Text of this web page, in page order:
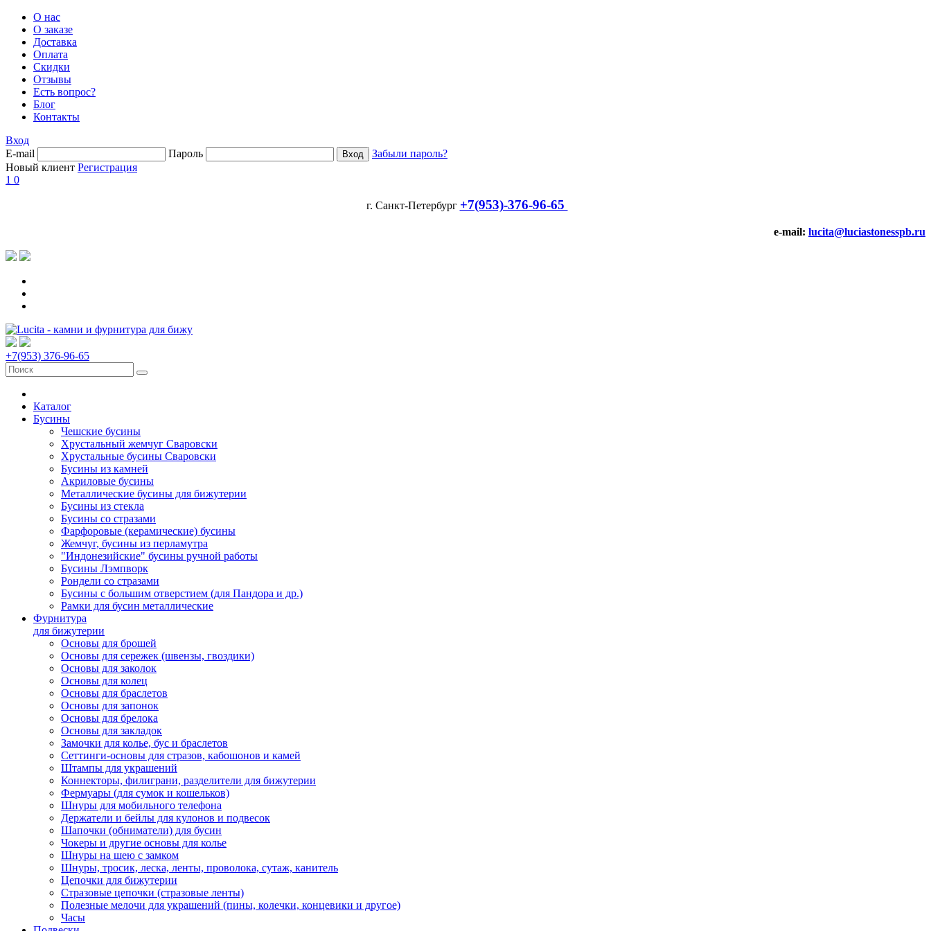
О нас
О заказе
Доставка
Оплата
Скидки
Отзывы
Есть вопрос?
Блог
Контакты
Вход
E-mail
Пароль
Забыли пароль?
Новый клиент Регистрация
1 0
г. Санкт-Петербург +7(953)-376-96-65
e-mail: lucita@luciastonesspb.ru
+7(953) 376-96-65
Каталог
Бусины
Чешские бусины
Хрустальный жемчуг Сваровски
Хрустальные бусины Сваровски
Бусины из камней
Акриловые бусины
Металлические бусины для бижутерии
Бусины из стекла
Бусины со стразами
Фарфоровые (керамические) бусины
Жемчуг, бусины из перламутра
"Индонезийские" бусины ручной работы
Бусины Лэмпворк
Рондели со стразами
Бусины с большим отверстием (для Пандора и др.)
Рамки для бусин металлические
Фурнитура
для бижутерии
Основы для брошей
Основы для сережек (швензы, гвоздики)
Основы для заколок
Основы для колец
Основы для браслетов
Основы для запонок
Основы для брелока
Основы для закладок
Замочки для колье, бус и браслетов
Сеттинги-основы для стразов, кабошонов и камей
Штампы для украшений
Коннекторы, филиграни, разделители для бижутерии
Фермуары (для сумок и кошельков)
Шнуры для мобильного телефона
Держатели и бейлы для кулонов и подвесок
Шапочки (обниматели) для бусин
Чокеры и другие основы для колье
Шнуры на шею с замком
Шнуры, тросик, леска, ленты, проволока, сутаж, канитель
Цепочки для бижутерии
Стразовые цепочки (стразовые ленты)
Полезные мелочи для украшений (пины, колечки, концевики и другое)
Часы